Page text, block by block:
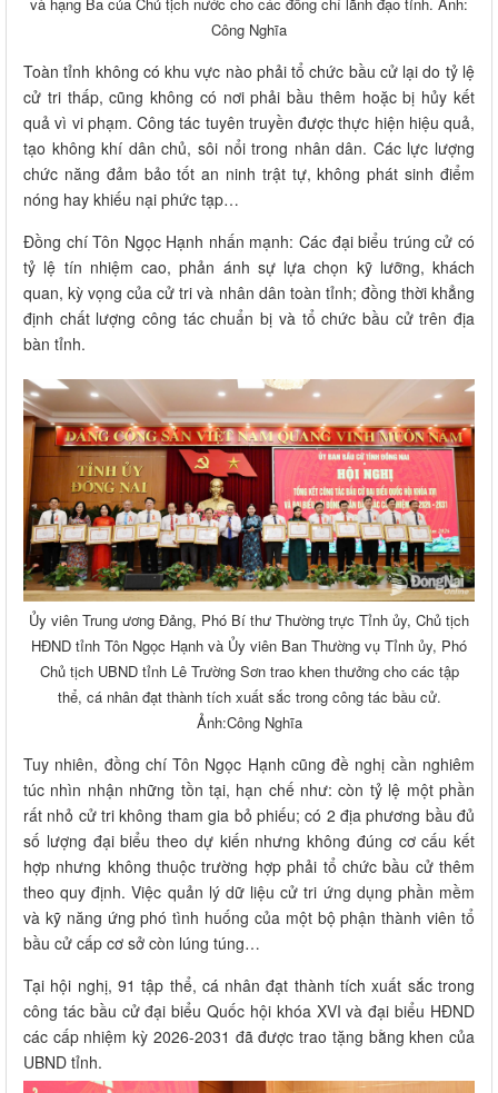
Công Nghĩa
Toàn tỉnh không có khu vực nào phải tổ chức bầu cử lại do tỷ lệ
cử tri thấp, cũng không có nơi phải bầu thêm hoặc bị hủy kết
quả vì vi phạm. Công tác tuyên truyền được thực hiện hiệu quả,
tạo không khí dân chủ, sôi nổi trong nhân dân. Các lực lượng
chức năng đảm bảo tốt an ninh trật tự, không phát sinh điểm
nóng hay khiếu nại phức tạp…
Đồng chí Tôn Ngọc Hạnh nhấn mạnh: Các đại biểu trúng cử có
tỷ lệ tín nhiệm cao, phản ánh sự lựa chọn kỹ lưỡng, khách
quan, kỳ vọng của cử tri và nhân dân toàn tỉnh; đồng thời khẳng
định chất lượng công tác chuẩn bị và tổ chức bầu cử trên địa
bàn tỉnh.
Ủy viên Trung ương Đảng, Phó Bí thư Thường trực Tỉnh ủy, Chủ tịch
HĐND tỉnh Tôn Ngọc Hạnh và Ủy viên Ban Thường vụ Tỉnh ủy, Phó
Chủ tịch UBND tỉnh Lê Trường Sơn trao khen thưởng cho các tập
thể, cá nhân đạt thành tích xuất sắc trong công tác bầu cử.
Ảnh:Công Nghĩa
Tuy nhiên, đồng chí Tôn Ngọc Hạnh cũng đề nghị cần nghiêm
túc nhìn nhận những tồn tại, hạn chế như: còn tỷ lệ một phần
rất nhỏ cử tri không tham gia bỏ phiếu; có 2 địa phương bầu đủ
số lượng đại biểu theo dự kiến nhưng không đúng cơ cấu kết
hợp nhưng không thuộc trường hợp phải tổ chức bầu cử thêm
theo quy định. Việc quản lý dữ liệu cử tri ứng dụng phần mềm
và kỹ năng ứng phó tình huống của một bộ phận thành viên tổ
bầu cử cấp cơ sở còn lúng túng…
Tại hội nghị, 91 tập thể, cá nhân đạt thành tích xuất sắc trong
công tác bầu cử đại biểu Quốc hội khóa XVI và đại biểu HĐND
các cấp nhiệm kỳ 2026-2031 đã được trao tặng bằng khen của
UBND tỉnh.